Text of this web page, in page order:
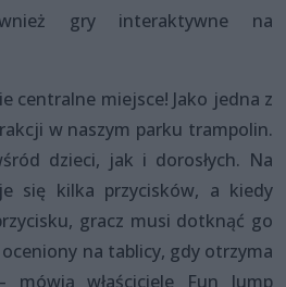
gry interaktywne na
centralne miejsce! Jako jedna z
w naszym parku trampolin.
dzieci, jak i dorosłych. Na
się kilka przycisków, a kiedy
gracz musi dotknąć go
na tablicy, gdy otrzyma
właściciele Fun Jump